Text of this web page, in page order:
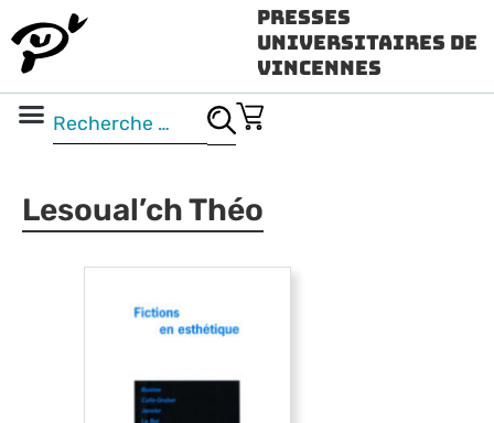
Presses
Universitaires de
Vincennes
Lesoual’ch Théo